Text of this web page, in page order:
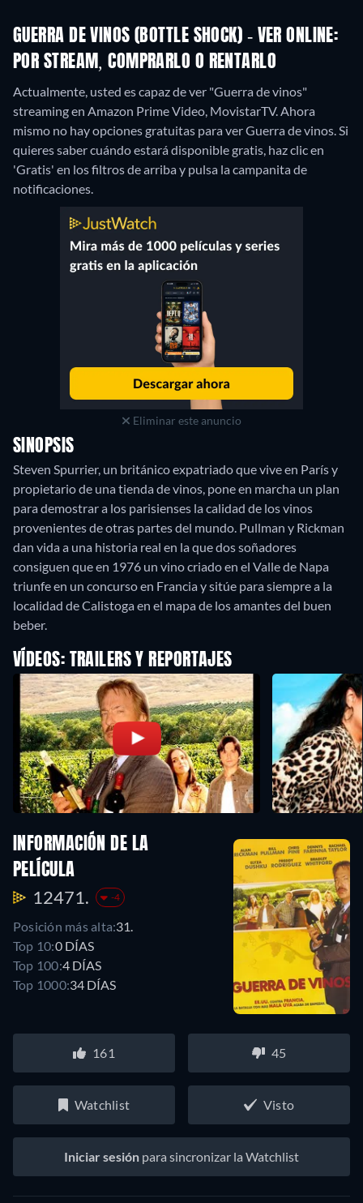
GUERRA DE VINOS (BOTTLE SHOCK) - VER ONLINE:
POR STREAM, COMPRARLO O RENTARLO
Actualmente, usted es capaz de ver "Guerra de vinos"
streaming en Amazon Prime Video, MovistarTV.Ahora
mismo no hay opciones gratuitas para ver Guerra de vinos. Si
quieres saber cuándo estará disponible gratis, haz clic en
'Gratis' en los filtros de arriba y pulsa la campanita de
notificaciones.
Eliminar este anuncio
SINOPSIS
Steven Spurrier, un británico expatriado que vive en París y
propietario de una tienda de vinos, pone en marcha un plan
para demostrar a los parisienses la calidad de los vinos
provenientes de otras partes del mundo. Pullman y Rickman
dan vida a una historia real en la que dos soñadores
consiguen que en 1976 un vino criado en el Valle de Napa
triunfe en un concurso en Francia y sitúe para siempre a la
localidad de Calistoga en el mapa de los amantes del buen
beber.
VÍDEOS: TRAILERS Y REPORTAJES
INFORMACIÓN DE LA
PELÍCULA
12471. -4
Posición más alta:31.
Top 10:0 DÍAS
Top 100:4 DÍAS
Top 1000:34 DÍAS
161 45
Watchlist Visto
Iniciar sesión para sincronizar la Watchlist